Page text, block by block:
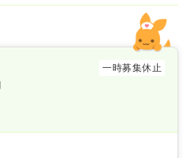
一時募集休止